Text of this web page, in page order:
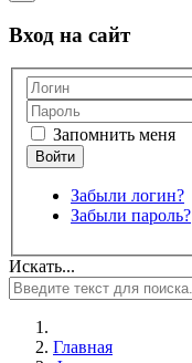
Вход на сайт
Запомнить меня
Забыли логин?
Забыли пароль?
Искать...
Главная